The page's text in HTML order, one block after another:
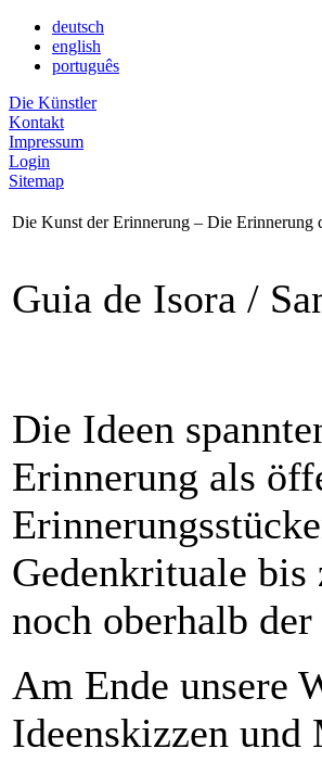
deutsch
english
português
Die Künstler
Kontakt
Impressum
Login
Sitemap
Die Kunst der Erinnerung – Die Erinnerung
Guia de Isora /
Die Ideen
Erinnerung als
Gedenkrituale bis
noch oberhalb
Am Ende unsere
Ideenskizzen und